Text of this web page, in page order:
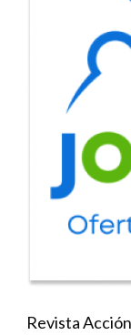
Revista